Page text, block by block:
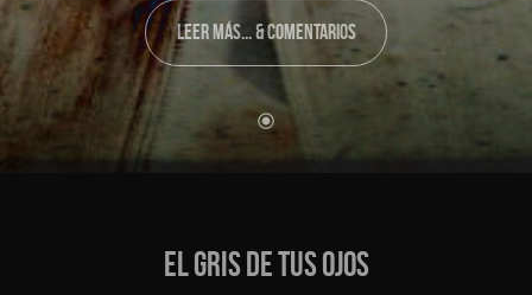
LEER MÁS... & COMENTARIOS
EL GRIS DE TUS OJOS